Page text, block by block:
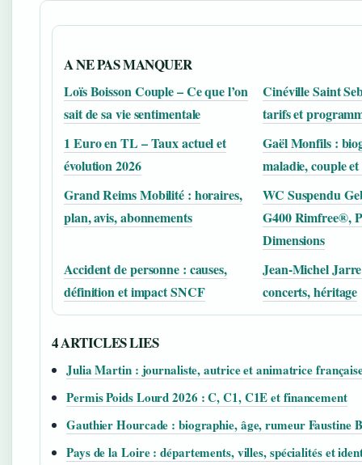
A NE PAS MANQUER
Loïs Boisson Couple – Ce que l’on
sait de sa vie sentimentale
Cinéville Saint
tarifs et
1 Euro en TL – Taux actuel et
évolution 2026
Gaël Monfils :
maladie, couple
Grand Reims Mobilité : horaires,
plan, avis, abonnements
WC Suspendu
G400 Rimfree®,
Dimensions
Accident de personne : causes,
définition et impact SNCF
Jean-Michel
concerts, héritage
4 ARTICLES LIES
Julia Martin : journaliste, autrice et animatrice
Permis Poids Lourd 2026 : C, C1, C1E et financement
Gauthier Hourcade : biographie, âge, rumeur Faustine
Pays de la Loire : départements, villes, spécialités et